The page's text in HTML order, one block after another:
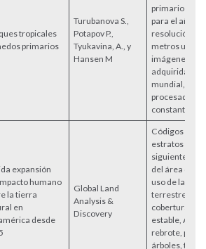
tropicales
primarios
Turubanova S.,
Potapov P.,
Tyukavina, A., y
Hansen M
primario fue
para el año
resolución
metros
imágenes
adquiridas a
mundial,
procesadas
expansión
humano
la tierra
en
desde
Global Land
Analysis &
Discovery
Códigos de
estratos son
siguientes
del área de
uso de la
terrestre
cobertura
estable,
rebrote,
árboles,